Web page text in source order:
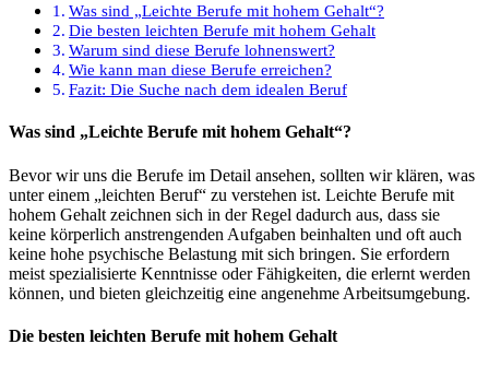
Was sind „Leichte Berufe mit hohem Gehalt“?
Die besten leichten Berufe mit hohem Gehalt
Warum sind diese Berufe lohnenswert?
Wie kann man diese Berufe erreichen?
Fazit: Die Suche nach dem idealen Beruf
Was sind „Leichte Berufe mit hohem Gehalt“?
Bevor wir uns die Berufe im Detail ansehen, sollten wir klären, was
unter einem „leichten Beruf“ zu verstehen ist. Leichte Berufe mit
hohem Gehalt zeichnen sich in der Regel dadurch aus, dass sie
keine körperlich anstrengenden Aufgaben beinhalten und oft auch
keine hohe psychische Belastung mit sich bringen. Sie erfordern
meist spezialisierte Kenntnisse oder Fähigkeiten, die erlernt werden
können, und bieten gleichzeitig eine angenehme Arbeitsumgebung.
Die besten leichten Berufe mit hohem Gehalt